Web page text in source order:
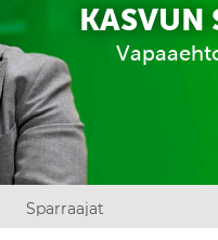
KASVUN
Sparraajat